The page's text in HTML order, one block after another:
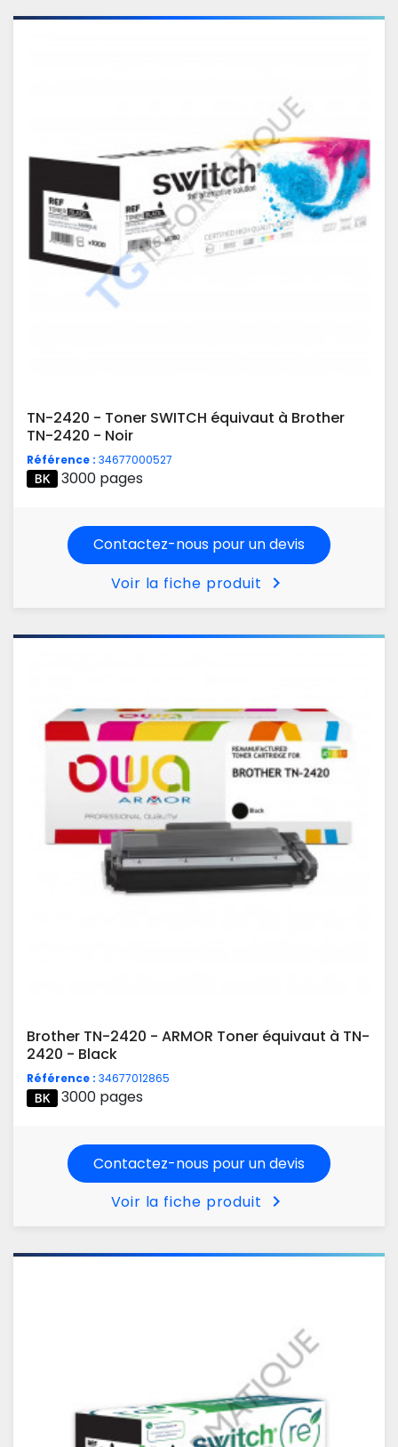
TN-2420 - Toner SWITCH équivaut à Brother
TN-2420 - Noir
Référence : 34677000527
3000 pages
Contactez-nous pour un devis
Voir la fiche produit
chevron_right
Brother TN-2420 - ARMOR Toner équivaut à TN-
2420 - Black
Référence : 34677012865
3000 pages
Contactez-nous pour un devis
Voir la fiche produit
chevron_right